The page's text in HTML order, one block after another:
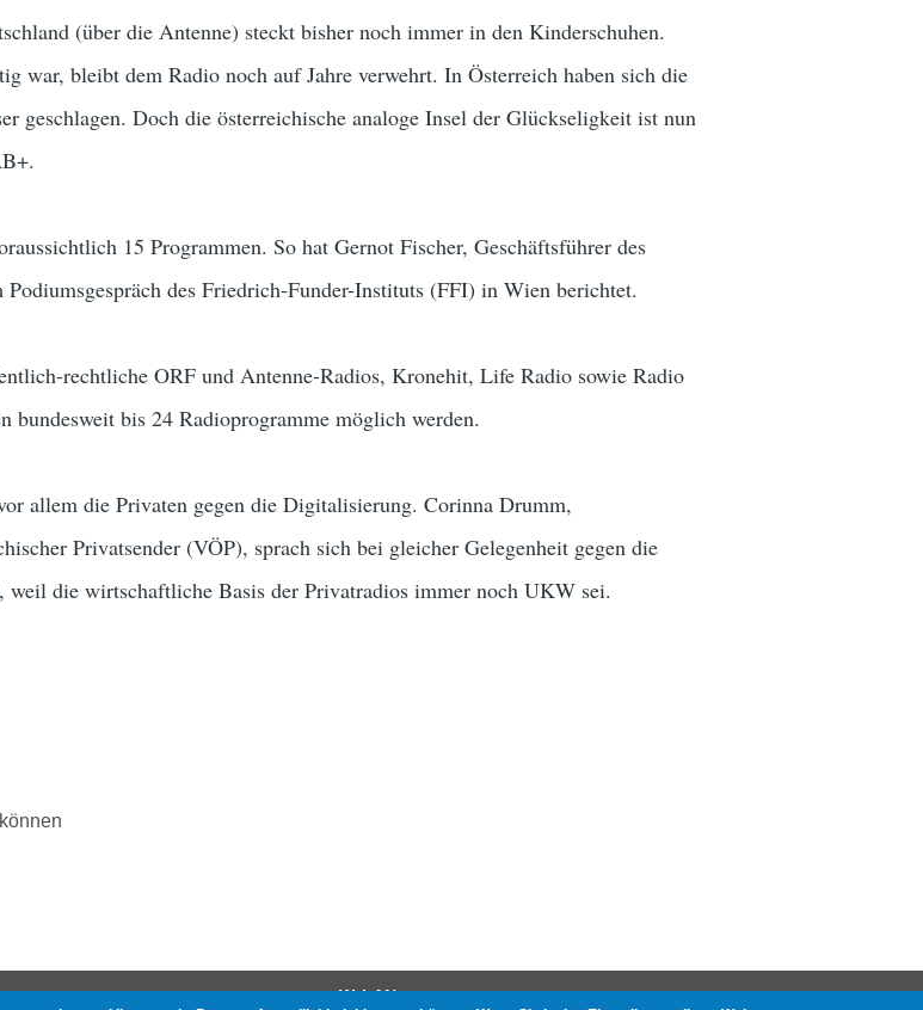
(über die Antenne) steckt bisher noch immer in den Kinderschuhen.
war, bleibt dem Radio noch auf Jahre verwehrt. In Österreich haben sich die
geschlagen. Doch die österreichische analoge Insel der Glückseligkeit ist nun
15 Programmen. So hat Gernot Fischer, Geschäftsführer des
des Friedrich-Funder-Instituts (FFI) in Wien berichtet.
rechtliche ORF und Antenne-Radios, Kronehit, Life Radio sowie Radio
bis 24 Radioprogramme möglich werden.
allem die Privaten gegen die Digitalisierung. Corinna Drumm,
Privatsender (VÖP), sprach sich bei gleicher Gelegenheit gegen die
weil die wirtschaftliche Basis der Privatradios immer noch UKW sei.
W-LAN